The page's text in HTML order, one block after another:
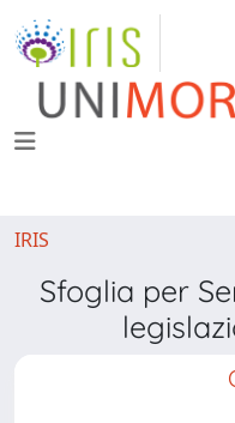
IRIS
Sfoglia per